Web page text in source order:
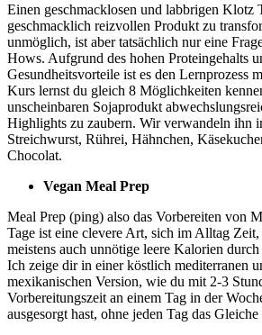
Einen geschmacklosen und labbrigen Klotz
geschmacklich reizvollen Produkt zu
unmöglich, ist aber tatsächlich nur eine
Hows. Aufgrund des hohen Proteingehalts
Gesundheitsvorteile ist es den Lernprozess
Kurs lernst du gleich 8 Möglichkeiten
unscheinbaren Sojaprodukt
Highlights zu zaubern. Wir verwandeln ihn
Streichwurst, Rührei, Hähnchen,
Chocolat.
Vegan Meal Prep
Meal Prep (ping) also das Vorbereiten von
Tage ist eine clevere Art, sich im Alltag
meistens auch unnötige leere Kalorien
Ich zeige dir in einer köstlich mediterranen
mexikanischen Version, wie du mit 2-3
Vorbereitungszeit an einem Tag in der
ausgesorgt hast, ohne jeden Tag das Gleiche